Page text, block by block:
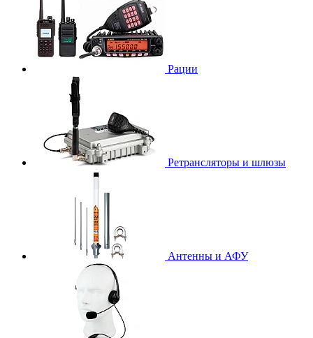
Рации
Ретрансляторы и шлюзы
Антенны и АФУ